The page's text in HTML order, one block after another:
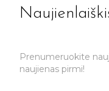
Prenumeruokite
naujienas pirmi!